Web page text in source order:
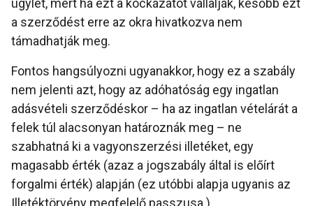
a szerződést erre az okra hivatkozva nem
támadhatják meg.
Fontos hangsúlyozni ugyanakkor, hogy ez a szabály
nem jelenti azt, hogy az adóhatóság egy ingatlan
adásvételi szerződéskor – ha az ingatlan vételárát a
felek túl alacsonyan határoznák meg – ne
szabhatná ki a vagyonszerzési illetéket, egy
magasabb érték (azaz a jogszabály által is előírt
forgalmi érték) alapján (ez utóbbi alapja ugyanis az
Illetéktörvény megfelelő passzusa.)